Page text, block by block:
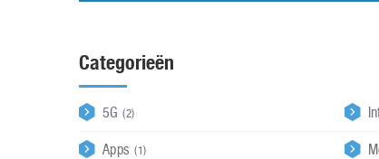
Categorieën
5G(2)
Apps(1)